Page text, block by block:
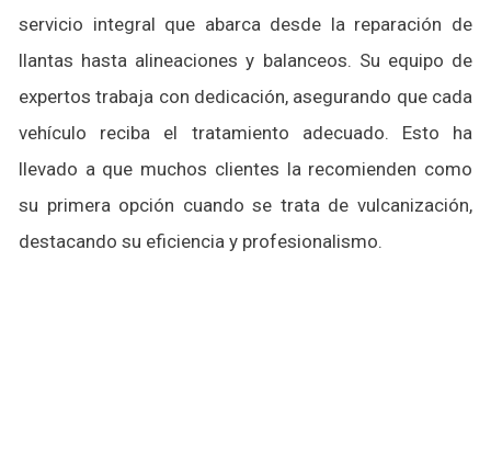
servicio integral que abarca desde la reparación de
llantas hasta alineaciones y balanceos. Su equipo de
expertos trabaja con dedicación, asegurando que cada
vehículo reciba el tratamiento adecuado. Esto ha
llevado a que muchos clientes la recomienden como
su primera opción cuando se trata de vulcanización,
destacando su eficiencia y profesionalismo.